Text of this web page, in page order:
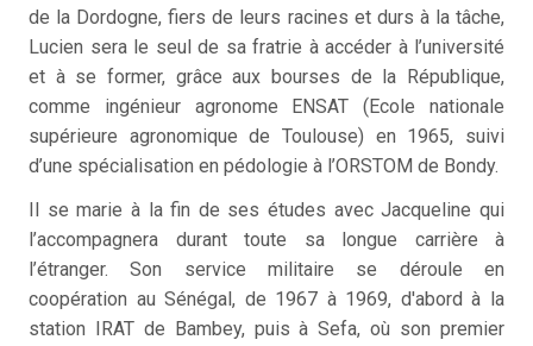
de la Dordogne, fiers de leurs racines et durs à la tâche,
Lucien sera le seul de sa fratrie à accéder à l’université
et à se former, grâce aux bourses de la République,
comme ingénieur agronome ENSAT (Ecole nationale
supérieure agronomique de Toulouse) en 1965, suivi
d’une spécialisation en pédologie à l’ORSTOM de Bondy.
Il se marie à la fin de ses études avec Jacqueline qui
l’accompagnera durant toute sa longue carrière à
l’étranger. Son service militaire se déroule en
coopération au Sénégal, de 1967 à 1969, d'abord à la
station IRAT de Bambey, puis à Sefa, où son premier